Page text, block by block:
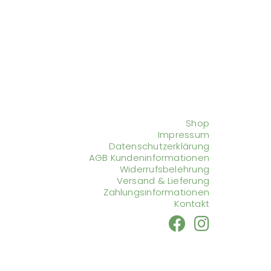
Shop
Impressum
Datenschutzerklärung
AGB Kundeninformationen
Widerrufsbelehrung
Versand & Lieferung
Zahlungsinformationen
Kontakt